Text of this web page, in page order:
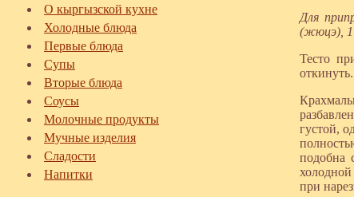
О кыргызской кухне
Холодные блюда
Первые блюда
Супы
Вторые блюда
Соусы
Молочные продукты
Мучные изделия
Сладости
Напитки
Для
(жюцэ), 1
Тесто
откинуть.
густой,
подобна
при